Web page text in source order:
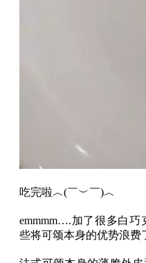
吃完啦︿(￣︶￣)︿
emmmm….加了很多白
些将可颂本身的优势浪费